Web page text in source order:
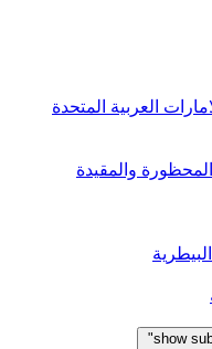
العربية المتحدة
المحظورة والمقيدة
show